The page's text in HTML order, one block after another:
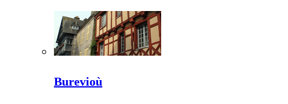
Burevioù